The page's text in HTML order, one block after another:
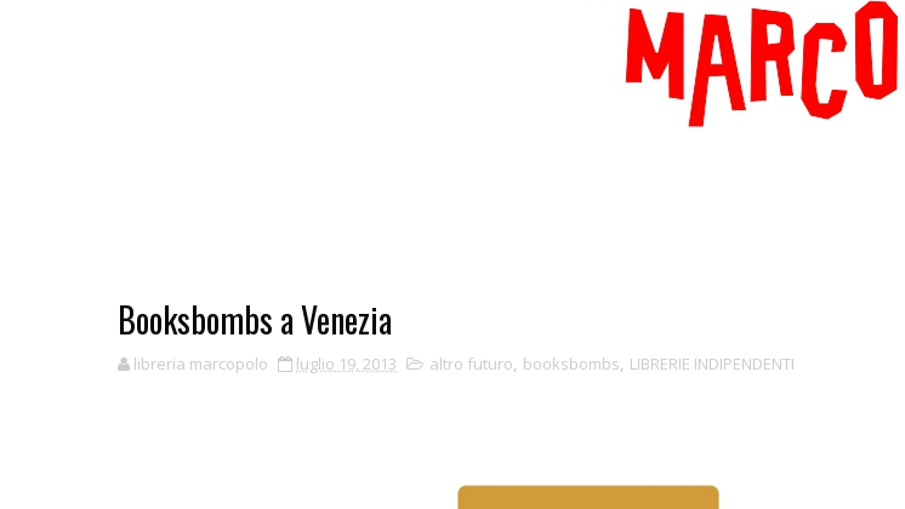
Booksbombs a Venezia
libreria marcopolo luglio 19, 2013 altro futuro, booksbombs, LIBRERIE INDIPENDENTI